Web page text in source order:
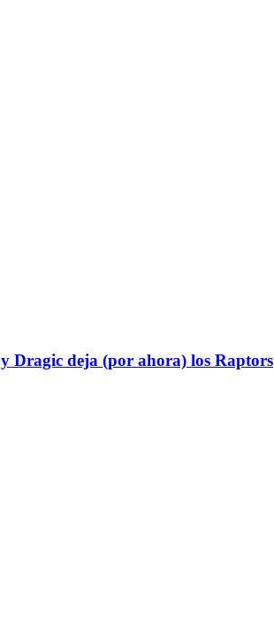
Dragic deja (por ahora) los Raptors